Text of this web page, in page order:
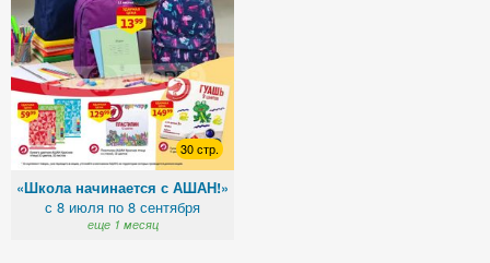
30 стр.
«Школа начинается с АШАН!»
с 8 июля по 8 сентября
еще 1 месяц